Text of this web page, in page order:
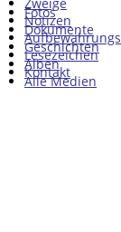
Fotos
Dokumente
Geschichten
Alben
Alle Medien
Notizen
Lesezeichen
Kontakt